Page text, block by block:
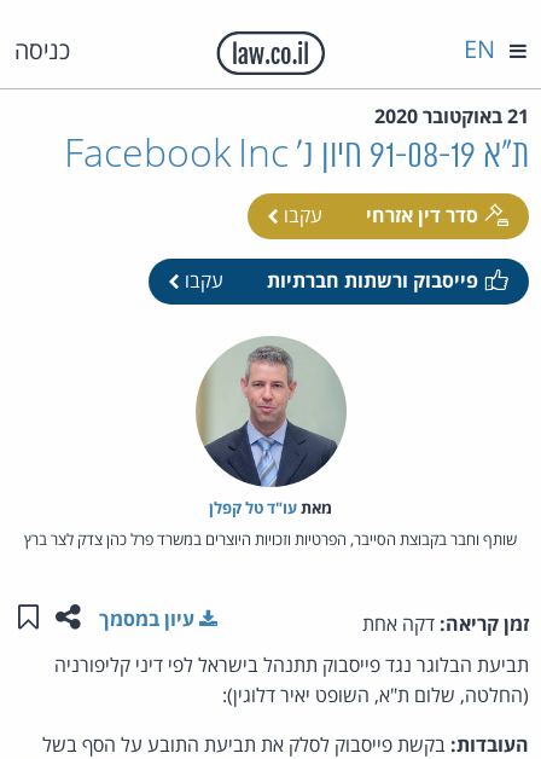
כניסה EN
21 באוקטובר 2020
ת"א 91-08-19 חיון נ' Facebook Inc
סדר דין אזרחי עקבו
פייסבוק ורשתות חברתיות עקבו
מאת‏עו"ד טל קפלן
שותף וחבר בקבוצת הסייבר, הפרטיות וזכויות היוצרים במשרד פרל כהן צדק לצר ברץ
זמן קריאה: דקה אחת שתפו
עיון במסמך
תביעת הבלוגר נגד פייסבוק תתנהל בישראל לפי דיני קליפורניה
(החלטה, שלום ת"א, השופט יאיר דלוגין):
העובדות: בקשת פייסבוק לסלק את תביעת התובע על הסף בשל